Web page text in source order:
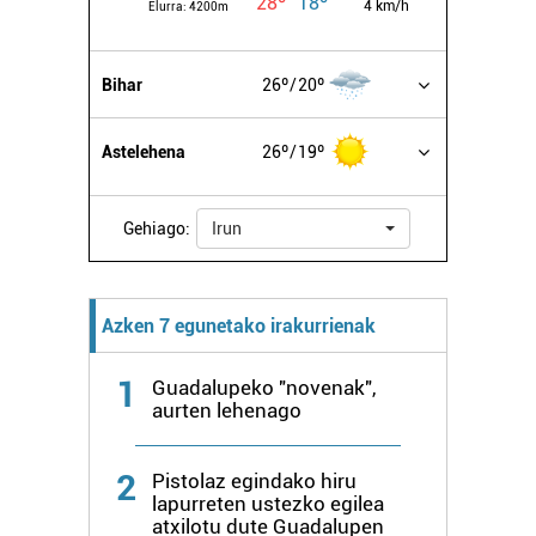
Elurra: 4200m 4 km/h
Bihar 26º 20º
Astelehena 26º 19º
Gehiago: Irun
Azken 7 egunetako irakurrienak
1
Guadalupeko "novenak",
aurten lehenago
2
Pistolaz egindako hiru
lapurreten ustezko egilea
atxilotu dute Guadalupen